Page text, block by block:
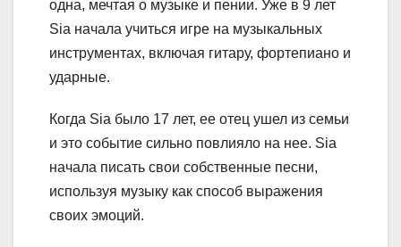
одна, мечтая о музыке и пении. Уже в 9 лет
Sia начала учиться игре на музыкальных
инструментах, включая гитару, фортепиано и
ударные.
Когда Sia было 17 лет, ее отец ушел из семьи
и это событие сильно повлияло на нее. Sia
начала писать свои собственные песни,
используя музыку как способ выражения
своих эмоций.